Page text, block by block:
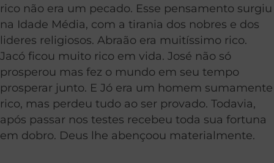
rico não era um pecado. Esse pensamento surgiu
na Idade Média, com a tirania dos nobres e dos
lideres religiosos. Abraão era muitíssimo rico.
Jacó ficou muito rico em vida. José não só
prosperou mas fez o mundo em seu tempo
prosperar junto. E Jó era um homem sumamente
rico, mas perdeu tudo ao ser provado. Todavia,
após passar nos testes recebeu toda sua fortuna
em dobro. Deus lhe abençoou materialmente.